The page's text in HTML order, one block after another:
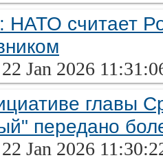
НАТО считает
Jan 2026
главы
передано
Jan 2026